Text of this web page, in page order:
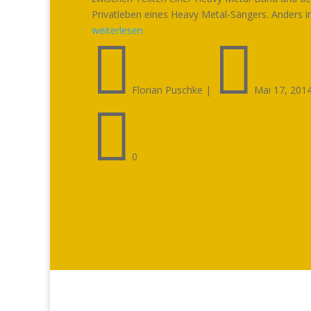
Privatleben eines Heavy Metal-Sängers. Anders
weiterlesen
 Florian Puschke |  Mai 17,
 0